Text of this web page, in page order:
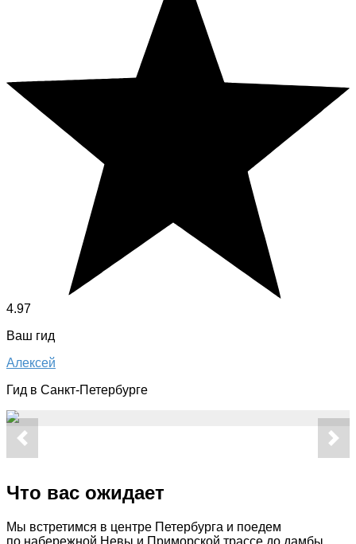
4.97
Ваш гид
Алексей
Гид в Санкт-Петербурге
Что вас ожидает
Мы встретимся в центре Петербурга и поедем
по набережной Невы и Приморской трассе до дамбы.